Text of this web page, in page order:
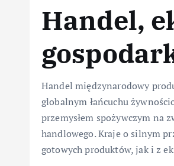
Handel,
Handel międzynarodowy
globalnym łańcuchu
przemysłem spożywczym na
handlowego. Kraje o silnym
gotowych produktów, jak i z